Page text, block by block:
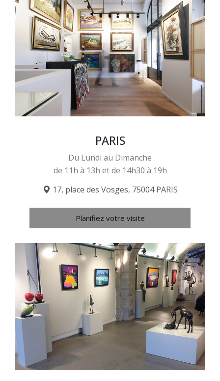
PARIS
Du Lundi au Dimanche
de 11h à 13h et de 14h30 à 19h
17, place des Vosges, 75004 PARIS
Planifiez votre visite